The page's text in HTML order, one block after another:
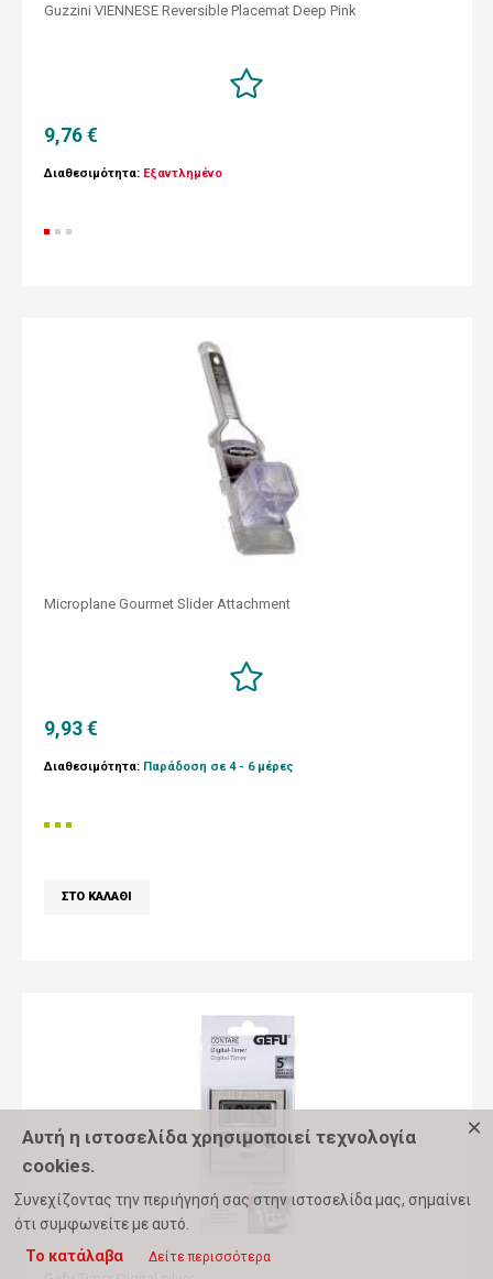
Αυτή η ιστοσελίδα χρησιμοποιεί τεχνολογία
cookies.
Συνεχίζοντας την περιήγησή σας στην ιστοσελίδα μας, σημαίνει
ότι συμφωνείτε με αυτό.
Το κατάλαβα
Δείτε περισσότερα
×
Guzzini VIENNESE Reversible Placemat Deep Pink
9,76 €
Διαθεσιμότητα: Εξαντλημένο
Microplane Gourmet Slider Attachment
9,93 €
Διαθεσιμότητα: Παράδοση σε 4 - 6 μέρες